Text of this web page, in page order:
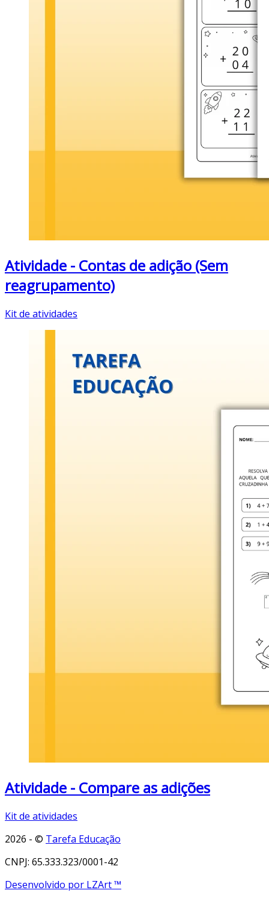
Atividade - Contas de adição (Sem
reagrupamento)
Kit de atividades
Atividade - Compare as adições
Kit de atividades
2026 - © Tarefa Educação
CNPJ: 65.333.323/0001-42
Desenvolvido por LZArt ™